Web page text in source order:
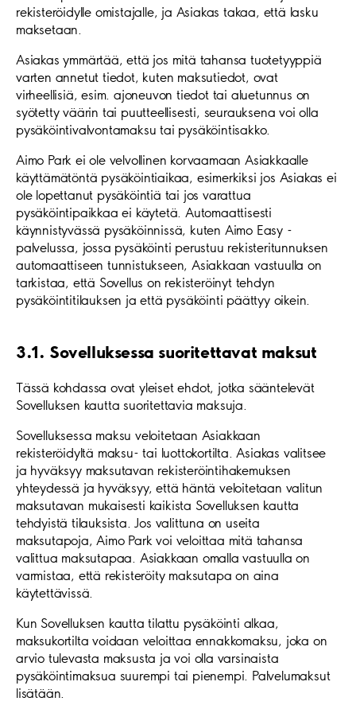
rekisteröidylle omistajalle, ja Asiakas takaa, että lasku
maksetaan.
Asiakas ymmärtää, että jos mitä tahansa tuotetyyppiä
varten annetut tiedot, kuten maksutiedot, ovat
virheellisiä, esim. ajoneuvon tiedot tai aluetunnus on
syötetty väärin tai puutteellisesti, seurauksena voi olla
pysäköintivalvontamaksu tai pysäköintisakko.
Aimo Park ei ole velvollinen korvaamaan Asiakkaalle
käyttämätöntä pysäköintiaikaa, esimerkiksi jos Asiakas ei
ole lopettanut pysäköintiä tai jos varattua
pysäköintipaikkaa ei käytetä. Automaattisesti
käynnistyvässä pysäköinnissä, kuten Aimo Easy -
palvelussa, jossa pysäköinti perustuu rekisteritunnuksen
automaattiseen tunnistukseen, Asiakkaan vastuulla on
tarkistaa, että Sovellus on rekisteröinyt tehdyn
pysäköintitilauksen ja että pysäköinti päättyy oikein.
3.1. Sovelluksessa suoritettavat maksut
Tässä kohdassa ovat yleiset ehdot, jotka sääntelevät
Sovelluksen kautta suoritettavia maksuja.
Sovelluksessa maksu veloitetaan Asiakkaan
rekisteröidyltä maksu- tai luottokortilta. Asiakas valitsee
ja hyväksyy maksutavan rekisteröintihakemuksen
yhteydessä ja hyväksyy, että häntä veloitetaan valitun
maksutavan mukaisesti kaikista Sovelluksen kautta
tehdyistä tilauksista. Jos valittuna on useita
maksutapoja, Aimo Park voi veloittaa mitä tahansa
valittua maksutapaa. Asiakkaan omalla vastuulla on
varmistaa, että rekisteröity maksutapa on aina
käytettävissä.
Kun Sovelluksen kautta tilattu pysäköinti alkaa,
maksukortilta voidaan veloittaa ennakkomaksu, joka on
arvio tulevasta maksusta ja voi olla varsinaista
pysäköintimaksua suurempi tai pienempi. Palvelumaksut
lisätään.